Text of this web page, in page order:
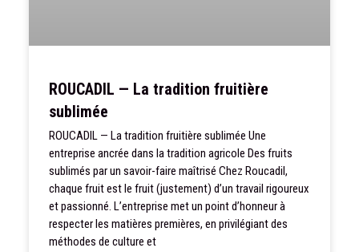
ROUCADIL — La tradition fruitière
sublimée
ROUCADIL — La tradition fruitière sublimée Une
entreprise ancrée dans la tradition agricole Des fruits
sublimés par un savoir-faire maîtrisé Chez Roucadil,
chaque fruit est le fruit (justement) d’un travail rigoureux
et passionné. L’entreprise met un point d’honneur à
respecter les matières premières, en privilégiant des
méthodes de culture et